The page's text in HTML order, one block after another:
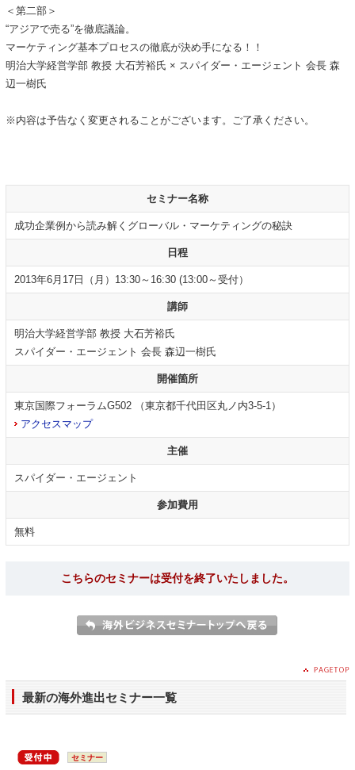
＜第二部＞
“アジアで売る”を徹底議論。
マーケティング基本プロセスの徹底が決め手になる！！
明治大学経営学部 教授 大石芳裕氏 × スパイダー・エージェント 会長 森
辺一樹氏
※内容は予告なく変更されることがございます。ご了承ください。
セミナー名称
成功企業例から読み解くグローバル・マーケティングの秘訣
日程
2013年6月17日（月）13:30～16:30 (13:00～受付）
講師
明治大学経営学部 教授 大石芳裕氏
スパイダー・エージェント 会長 森辺一樹氏
開催箇所
東京国際フォーラムG502 （東京都千代田区丸ノ内3-5-1）
アクセスマップ
主催
スパイダー・エージェント
参加費用
無料
こちらのセミナーは受付を終了いたしました。
最新の海外進出セミナー一覧
セミナー